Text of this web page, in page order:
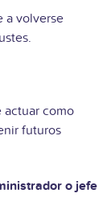
a volverse
actuar como
futuros
o jefe